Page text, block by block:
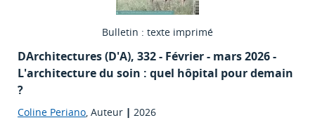
Bulletin : texte imprimé
DArchitectures (D'A), 332 - Février - mars 2026 -
L'architecture du soin : quel hôpital pour demain
?
Coline Periano, Auteur | 2026